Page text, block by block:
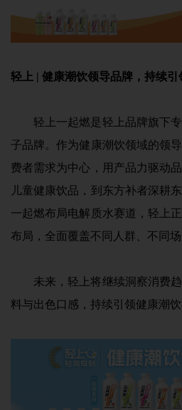
轻上 | 健康潮饮领导品牌，持续引
轻上一起燃是轻上品牌旗下
子品牌。作为健康潮饮领域的领
费者需求为中心，用产品力驱动
儿童健康饮品，到东方补者深耕
一起燃布局电解质水赛道，轻上
布局，全面覆盖不同人群、不同场
未来，轻上将继续洞察消费
料与出色口感，持续引领健康潮饮